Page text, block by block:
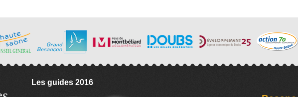
Les guides 2016